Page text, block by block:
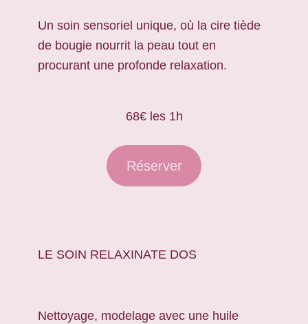
Un soin sensoriel unique, où la cire tiède
de bougie nourrit la peau tout en
procurant une profonde relaxation.
68€ les 1h
Réserver
LE SOIN RELAXINATE DOS
Nettoyage, modelage avec une huile